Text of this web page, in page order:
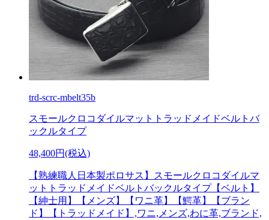
trd-scrc-mbelt35b
スモールクロコダイルマットトラッドメイドベルトバ
ックルタイプ
48,400円(税込)
【熟練職人日本製ポロサス】スモールクロコダイルマ
ットトラッドメイドベルトバックルタイプ【ベルト】
【紳士用】【メンズ】【ワニ革】【鰐革】【ブラン
ド】【トラッドメイド】,ワニ,メンズ,わに革,ブランド,